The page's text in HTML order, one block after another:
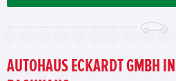
AUTOHAUS ECKARDT GMBH